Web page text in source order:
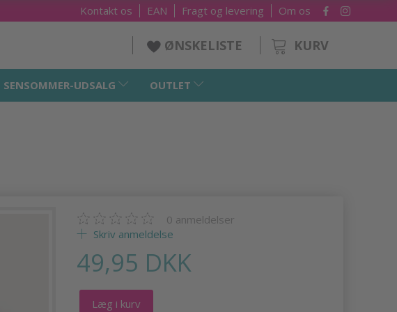
Om os
Fragt og levering
EAN
Kontakt os
KURV
ØNSKELISTE
SENSOMMER-UDSALG OUTLET
0 anmeldelser
Skriv anmeldelse
49,95 DKK
Læg i kurv